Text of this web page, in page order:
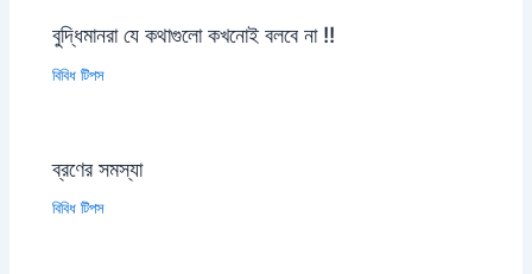
বুদ্ধিমানরা যে কথাগুলো কখনোই বলবে না !!
বিবিধ টিপস
ব্রণের সমস্যা
বিবিধ টিপস